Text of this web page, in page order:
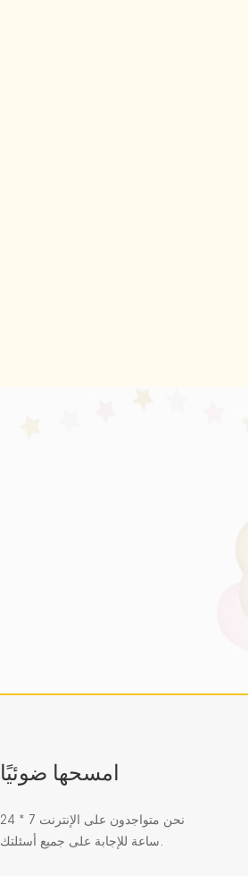
امسحها ضوئيًا
نحن متواجدون على الإنترنت 7 * 24
ساعة للإجابة على جميع أسئلتك.